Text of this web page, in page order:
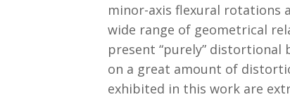
minor-axis flexural rotations
wide range of geometrical
present “purely” distortional
on a great amount of
exhibited in this work are